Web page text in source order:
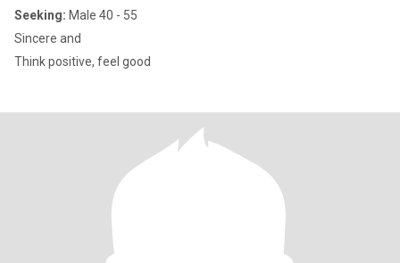
Seeking: Male 40 - 55
Sincere and
Think positive, feel good